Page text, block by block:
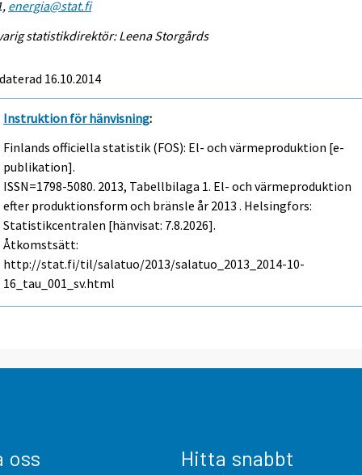
energia@stat.fi
statistikdirektör: Leena Storgårds
16.10.2014
Instruktion för hänvisning:
Finlands officiella statistik (FOS): El- och värmeproduktion [e-
publikation].
ISSN=1798-5080. 2013, Tabellbilaga 1. El- och värmeproduktion
efter produktionsform och bränsle år 2013 . Helsingfors:
Statistikcentralen [hänvisat: 7.8.2026].
Åtkomstsätt:
http://stat.fi/til/salatuo/2013/salatuo_2013_2014-10-
16_tau_001_sv.html
oss Hitta snabbt